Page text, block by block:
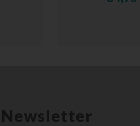
Newsletter